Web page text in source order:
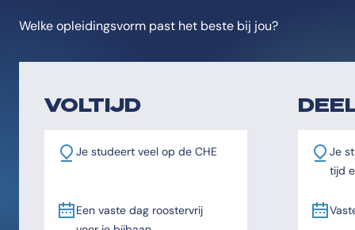
Welke opleidingsvorm past het beste bij jou?
VOLTIJD
Je studeert veel op de CHE
Een vaste dag roostervrij
Je
tijd